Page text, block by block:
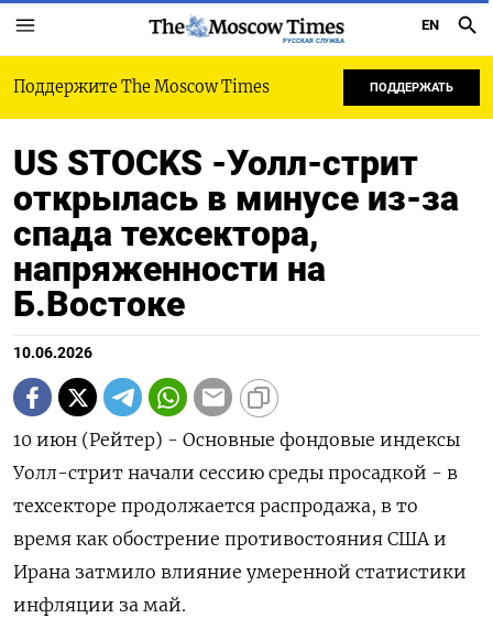
РУССКАЯ СЛУЖБА
EN
Поддержите The Moscow Times ПОДДЕРЖАТЬ
US STOCKS -Уолл-стрит
открылась в минусе из-за
спада техсектора,
напряженности на
Б.Востоке
10.06.2026
10 июн (Рейтер) - Основные фондовые индексы
‌Уолл-стрит начали сессию среды ​просадкой - в ​
техсекторе ​продолжается распродажа, ⁠в ‌то
время ‌как обострение противостояния ​США ‌и
Ирана затмило ​влияние умеренной ‌статистики
инфляции за май.